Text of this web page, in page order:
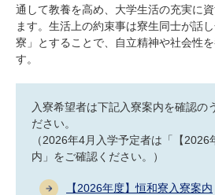
社会連携
国際交流
研究・教員Navi
受験生
企業・研究者
通して教養を高め、大学生活の充実に
ます。生活上の約束事は寮生同士が話
寮」とすることで、自立精神や社会性
す。
入寮希望者は下記入寮案内を確認の
ださい。
（2026年4月入学予定者は「【2026
内」をご確認ください。）
【2026年度】恒和寮入寮案内